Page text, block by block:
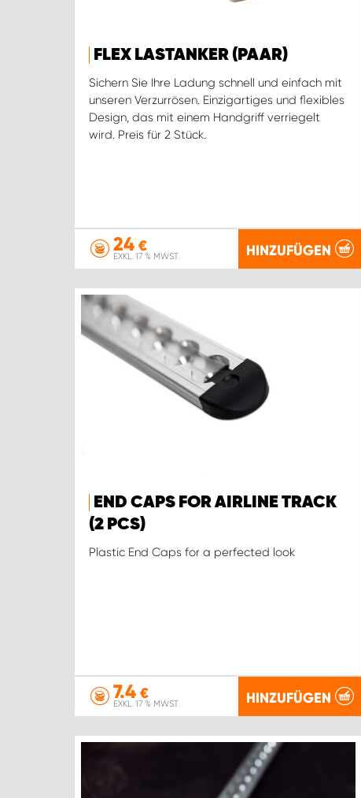
FLEX LASTANKER (PAAR)
Sichern Sie Ihre Ladung schnell und einfach mit
unseren Verzurrösen. Einzigartiges und flexibles
Design, das mit einem Handgriff verriegelt
wird. Preis für 2 Stück.
24 €
EXKL. 17 % MWST. HINZUFÜGEN
END CAPS FOR AIRLINE TRACK
(2 PCS)
Plastic End Caps for a perfected look
7.4 €
EXKL. 17 % MWST. HINZUFÜGEN